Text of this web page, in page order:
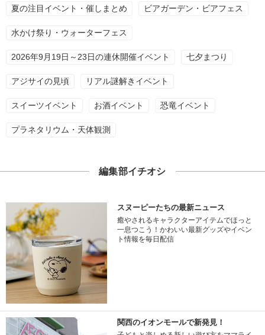
夏の注目イベント・催しまとめ ビアガーデン・ビアフェス
水かけ祭り・ウォーターフェス
2026年9月19日～23日の連休開催イベント 七夕まつり
アジサイの見頃 リアル謎解きイベント
スイーツイベント お酒イベント 恐竜イベント
プラネタリウム・天体観測
編集部イチオシ
スヌーピーたちの最新ニュース
癒やされるキャラクターアイテムでほっと
一息つこう！かわいい最新グッズやイベン
ト情報を毎日配信
関西のイオンモールで新発見！